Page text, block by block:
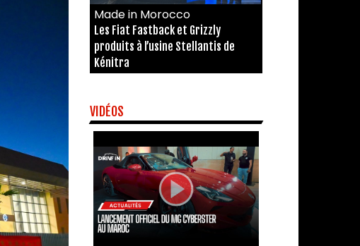
Made in Morocco
Les Fiat Fastback et Grizzly
produits à l’usine Stellantis de
Kénitra
VIDÉOS